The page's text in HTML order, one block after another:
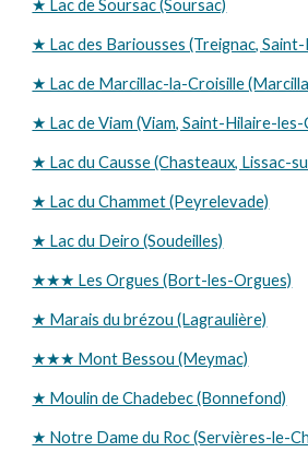
★ Lac de Soursac (Soursac)
★ Lac des Bariousses (Treignac,
★ Lac de Marcillac-la-Croisille
★ Lac de Viam (Viam, Saint-Hilaire-les-
★ Lac du Causse (Chasteaux, Lissac-
★ Lac du Chammet (Peyrelevade)
★ Lac du Deiro (Soudeilles)
★★★ Les Orgues (Bort-les-Orgues)
★ Marais du brézou (Lagraulière)
★★★ Mont Bessou (Meymac)
★ Moulin de Chadebec (Bonnefond)
★ Notre Dame du Roc (Servières-le-